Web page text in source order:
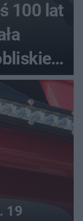
100 lat
i
19